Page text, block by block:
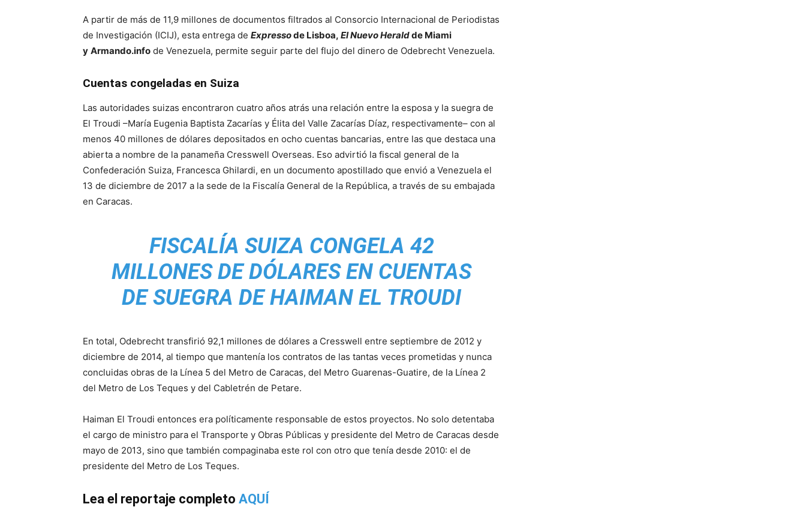
A partir de más de 11,9 millones de documentos filtrados al Consorcio Internacional de Periodistas
de Investigación (ICIJ), esta entrega de Expressode Lisboa, El Nuevo Heraldde Miami
y Armando.info de Venezuela, permite seguir parte del flujo del dinero de Odebrecht Venezuela.
Cuentas congeladas en Suiza
Las autoridades suizas encontraron cuatro años atrás una relación entre la esposa y la suegra de
El Troudi –María Eugenia Baptista Zacarías y Élita del Valle Zacarías Díaz, respectivamente– con al
menos 40 millones de dólares depositados en ocho cuentas bancarias, entre las que destaca una
abierta a nombre de la panameña Cresswell Overseas. Eso advirtió la fiscal general de la
Confederación Suiza, Francesca Ghilardi, en un documento apostillado que envió a Venezuela el
13 de diciembre de 2017 a la sede de la Fiscalía General de la República, a través de su embajada
en Caracas.
FISCALÍA SUIZA CONGELA 42
MILLONES DE DÓLARES EN CUENTAS
DE SUEGRA DE HAIMAN EL TROUDI
En total, Odebrecht transfirió 92,1 millones de dólares a Cresswell entre septiembre de 2012 y
diciembre de 2014, al tiempo que mantenía los contratos de las tantas veces prometidas y nunca
concluidas obras de la Línea 5 del Metro de Caracas, del Metro Guarenas-Guatire, de la Línea 2
del Metro de Los Teques y del Cabletrén de Petare.
Haiman El Troudi entonces era políticamente responsable de estos proyectos. No solo detentaba
el cargo de ministro para el Transporte y Obras Públicas y presidente del Metro de Caracas desde
mayo de 2013, sino que también compaginaba este rol con otro que tenía desde 2010: el de
presidente del Metro de Los Teques.
Lea el reportaje completo AQUÍ